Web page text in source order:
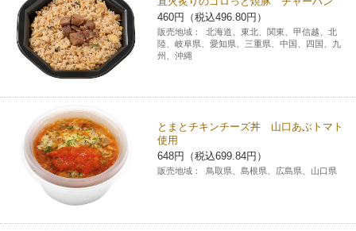
460円（税込496.80円）
販売地域：
北海道、東北、関東、甲信越、北
陸、岐阜県、愛知県、三重県、中国、四国、九
州、沖縄
とまとチキンチーズ丼 山口あぶトマト
使用
648円（税込699.84円）
販売地域： 鳥取県、島根県、広島県、山口県